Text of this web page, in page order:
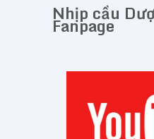
Nhịp cầu
Fanpage